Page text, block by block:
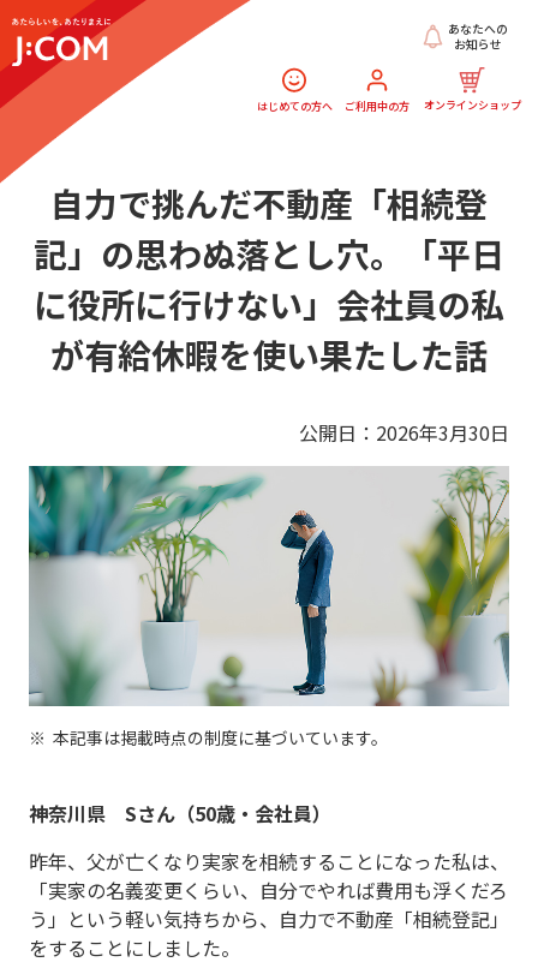
はじめての方へ ご利用中の方 オンラインショップ
あなたへの
お知らせ
自力で挑んだ不動産「相続登
記」の思わぬ落とし穴。「平日
に役所に行けない」会社員の私
が有給休暇を使い果たした話
公開日：2026年3月30日
本記事は掲載時点の制度に基づいています。
神奈川県 Sさん（50歳・会社員）
昨年、父が亡くなり実家を相続することになった私は、
「実家の名義変更くらい、自分でやれば費用も浮くだろ
う」という軽い気持ちから、自力で不動産「相続登記」
をすることにしました。